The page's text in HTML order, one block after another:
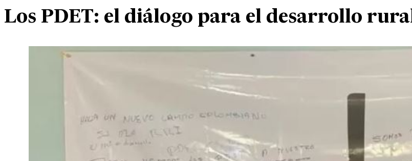
Los PDET: el diálogo para el desarrollo